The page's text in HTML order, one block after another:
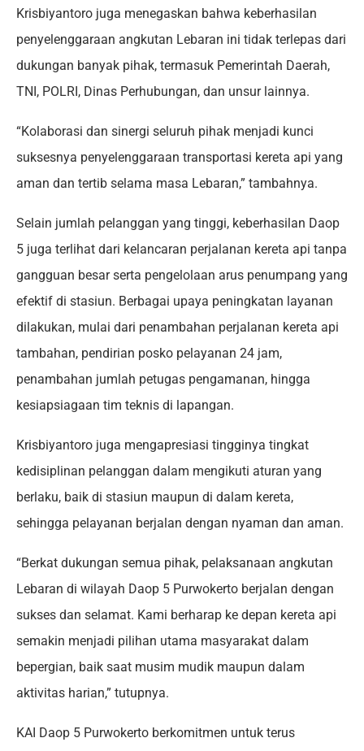
Krisbiyantoro juga menegaskan bahwa keberhasilan
penyelenggaraan angkutan Lebaran ini tidak terlepas dari
dukungan banyak pihak, termasuk Pemerintah Daerah,
TNI, POLRI, Dinas Perhubungan, dan unsur lainnya.
“Kolaborasi dan sinergi seluruh pihak menjadi kunci
suksesnya penyelenggaraan transportasi kereta api yang
aman dan tertib selama masa Lebaran,” tambahnya.
Selain jumlah pelanggan yang tinggi, keberhasilan Daop
5 juga terlihat dari kelancaran perjalanan kereta api tanpa
gangguan besar serta pengelolaan arus penumpang yang
efektif di stasiun. Berbagai upaya peningkatan layanan
dilakukan, mulai dari penambahan perjalanan kereta api
tambahan, pendirian posko pelayanan 24 jam,
penambahan jumlah petugas pengamanan, hingga
kesiapsiagaan tim teknis di lapangan.
Krisbiyantoro juga mengapresiasi tingginya tingkat
kedisiplinan pelanggan dalam mengikuti aturan yang
berlaku, baik di stasiun maupun di dalam kereta,
sehingga pelayanan berjalan dengan nyaman dan aman.
“Berkat dukungan semua pihak, pelaksanaan angkutan
Lebaran di wilayah Daop 5 Purwokerto berjalan dengan
sukses dan selamat. Kami berharap ke depan kereta api
semakin menjadi pilihan utama masyarakat dalam
bepergian, baik saat musim mudik maupun dalam
aktivitas harian,” tutupnya.
KAI Daop 5 Purwokerto berkomitmen untuk terus